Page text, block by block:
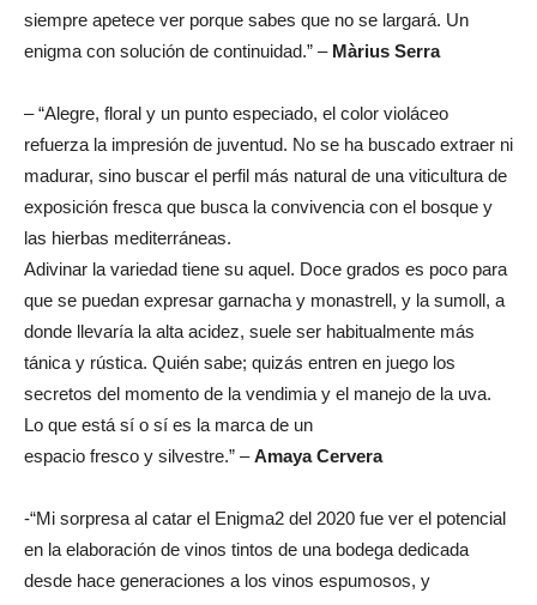
siempre apetece ver porque sabes que no se largará. Un
enigma con solución de continuidad.” – Màrius Serra
– “Alegre, floral y un punto especiado, el color violáceo
refuerza la impresión de juventud. No se ha buscado extraer ni
madurar, sino buscar el perfil más natural de una viticultura de
exposición fresca que busca la convivencia con el bosque y
las hierbas mediterráneas.
Adivinar la variedad tiene su aquel. Doce grados es poco para
que se puedan expresar garnacha y monastrell, y la sumoll, a
donde llevaría la alta acidez, suele ser habitualmente más
tánica y rústica. Quién sabe; quizás entren en juego los
secretos del momento de la vendimia y el manejo de la uva.
Lo que está sí o sí es la marca de un
espacio fresco y silvestre.” –Amaya Cervera
-“Mi sorpresa al catar el Enigma2 del 2020 fue ver el potencial
en la elaboración de vinos tintos de una bodega dedicada
desde hace generaciones a los vinos espumosos, y